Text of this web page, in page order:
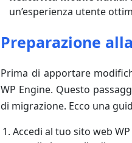
un’esperienza utente
Preparazione
Prima di apportare
WP Engine. Questo
di migrazione. Ecco una
Accedi al tuo sito web